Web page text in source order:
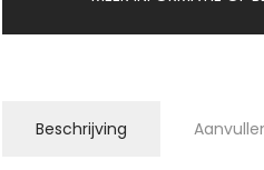
Beschrijving